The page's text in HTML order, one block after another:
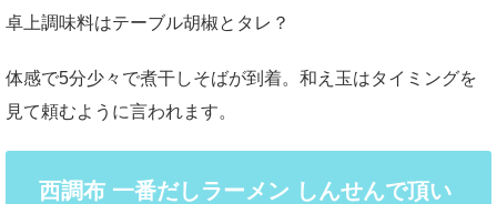
卓上調味料はテーブル胡椒とタレ？
体感で5分少々で煮干しそばが到着。和え玉はタイミングを
見て頼むように言われます。
西調布 一番だしラーメン しんせんで頂い